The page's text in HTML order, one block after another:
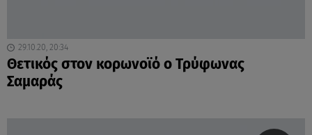
29.10.20, 20:34
Θετικός στον κορωνοϊό ο Τρύφωνας
Σαμαράς